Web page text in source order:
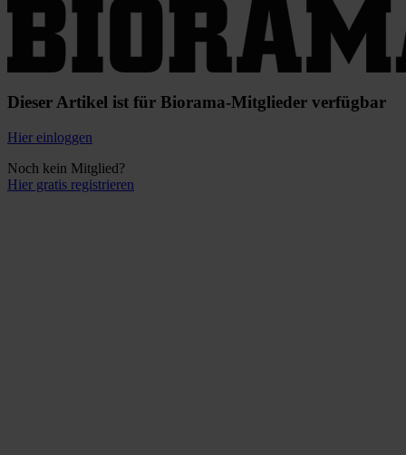
Dieser Artikel ist für Biorama-Mitglieder verfügbar
Hier einloggen
Noch kein Mitglied?
Hier gratis registrieren